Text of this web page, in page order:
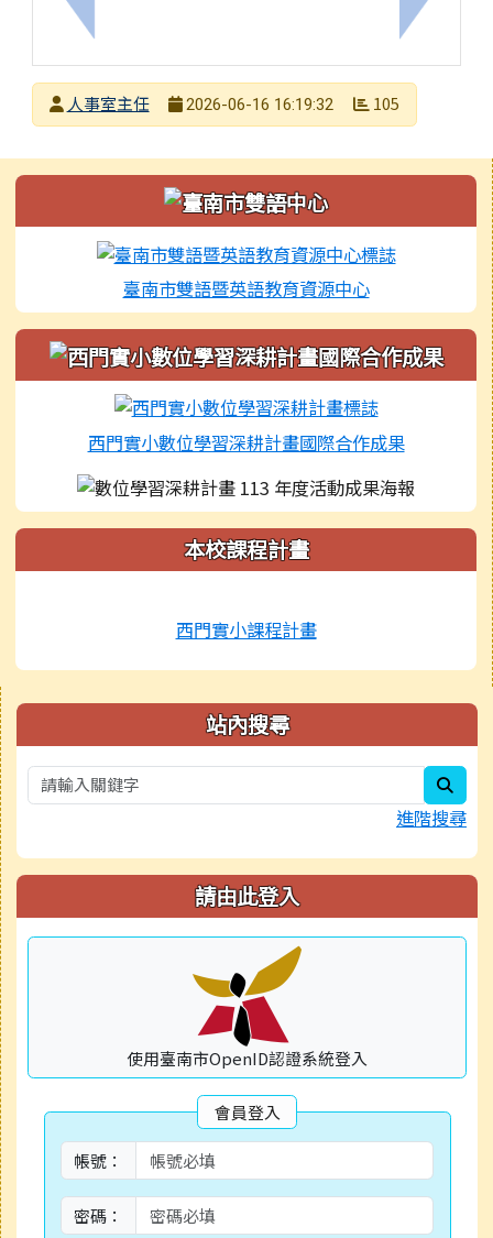
上一筆：為強化公務人員行政中立觀念，公務人員
下一筆：
發布者人事室主任
2026-06-16 16:19:32 105
左邊區域內容
臺南市雙語暨英語教育資源中心
西門實小數位學習深耕計畫國際合作成果
本校課程計畫
西門實小課程計畫
右邊區域內容 站內搜尋
進階搜尋
請由此登入
使用臺南市OpenID認證系統登入
會員登入
帳號：
密碼：